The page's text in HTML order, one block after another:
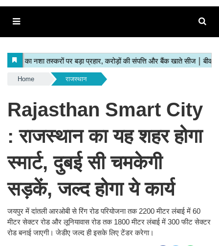
Home राजस्थान
Rajasthan Smart City
: राजस्थान का यह शहर होगा
स्मार्ट, दुबई सी चमकेगी
सड़कें, जल्द होगा ये कार्य
जयपुर में दांतली आरओबी से रिंग रोड परियोजना तक 2200 मीटर लंबाई में 60
मीटर सेक्टर रोड और लूनियावास रोड तक 1800 मीटर लंबाई में 300 फीट सेक्टर
रोड बनाई जाएगी। जेडीए जल्द ही इसके लिए टेंडर करेगा।